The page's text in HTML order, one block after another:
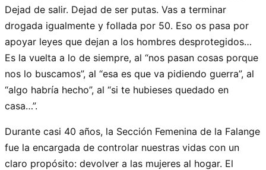
Dejad de salir. Dejad de ser putas. Vas a terminar
drogada igualmente y follada por 50. Eso os pasa por
apoyar leyes que dejan a los hombres desprotegidos…
Es la vuelta a lo de siempre, al “nos pasan cosas porque
nos lo buscamos”, al “esa es que va pidiendo guerra”, al
“algo habría hecho”, al “si te hubieses quedado en
casa…”.
Durante casi 40 años, la Sección Femenina de la Falange
fue la encargada de controlar nuestras vidas con un
claro propósito: devolver a las mujeres al hogar. El